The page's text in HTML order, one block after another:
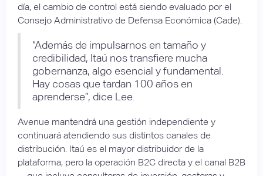
día, el cambio de control está siendo evaluado por el
Consejo Administrativo de Defensa Económica (Cade).
“Además de impulsarnos en tamaño y
credibilidad, Itaú nos transfiere mucha
gobernanza, algo esencial y fundamental.
Hay cosas que tardan 100 años en
aprenderse”, dice Lee.
Avenue mantendrá una gestión independiente y
continuará atendiendo sus distintos canales de
distribución. Itaú es el mayor distribuidor de la
plataforma, pero la operación B2C directa y el canal B2B